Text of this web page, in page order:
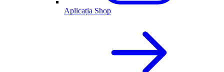
Aplicația Shop